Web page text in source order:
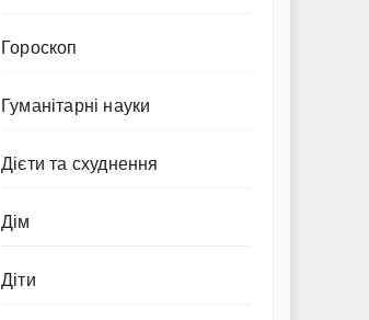
Гороскоп
Гуманітарні науки
Дієти та схуднення
Дім
Діти